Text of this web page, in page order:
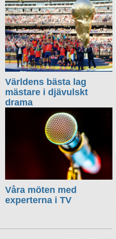
Världens bästa lag
mästare i djävulskt
drama
Våra möten med
experterna i TV